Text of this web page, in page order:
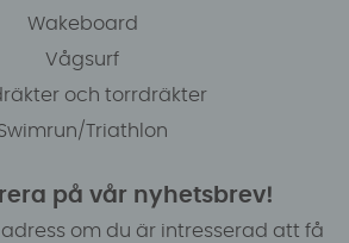
Wakeboard
Vågsurf
och torrdräkter
Triathlon
på vår nyhetsbrev!
om du är intresserad att få